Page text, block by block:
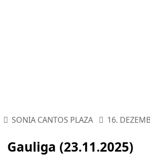
SONIA CANTOS PLAZA 16.
Gauliga (23.11.2025)